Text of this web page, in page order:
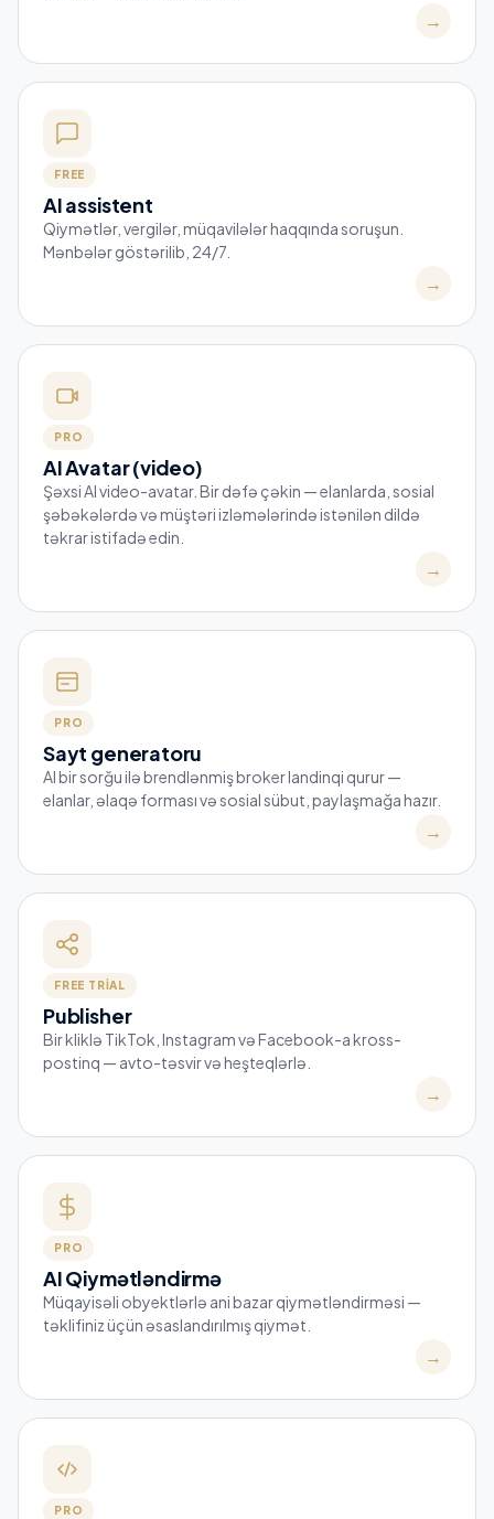
→
FREE
AI assistent
Qiymətlər, vergilər, müqavilələr haqqında soruşun.
Mənbələr göstərilib, 24/7.
→
PRO
AI Avatar (video)
Şəxsi AI video-avatar. Bir dəfə çəkin — elanlarda, sosial
şəbəkələrdə və müştəri izləmələrində istənilən dildə
təkrar istifadə edin.
→
PRO
Sayt generatoru
AI bir sorğu ilə brendlənmiş broker landinqi qurur —
elanlar, əlaqə forması və sosial sübut, paylaşmağa hazır.
→
FREE TRIAL
Publisher
Bir kliklə TikTok, Instagram və Facebook-a kross-
postinq — avto-təsvir və heşteqlərlə.
→
PRO
AI Qiymətləndirmə
Müqayisəli obyektlərlə ani bazar qiymətləndirməsi —
təklifiniz üçün əsaslandırılmış qiymət.
→
PRO